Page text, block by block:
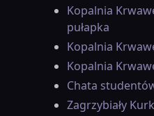
Kopalnia
pułapka
Kopalnia
Kopalnia
Chata
Zagrzybiały